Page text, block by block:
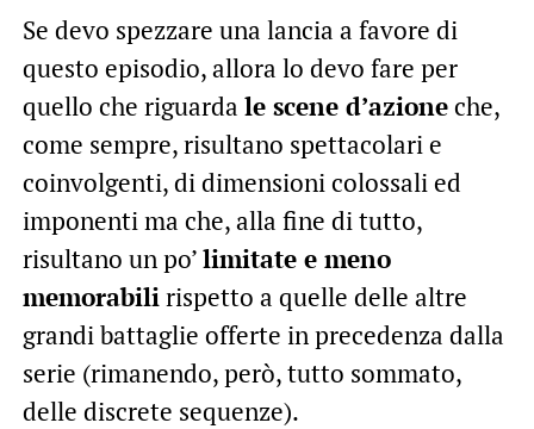
Se devo spezzare una lancia a favore di
questo episodio, allora lo devo fare per
quello che riguarda le scene d’azioneche,
come sempre, risultano spettacolari e
coinvolgenti, di dimensioni colossali ed
imponenti ma che, alla fine di tutto,
risultano un po’limitate e meno
memorabilirispetto a quelle delle altre
grandi battaglie offerte in precedenza dalla
serie (rimanendo, però, tutto sommato,
delle discrete sequenze).